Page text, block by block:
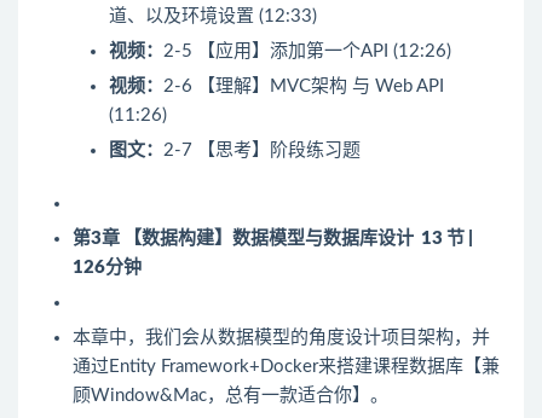
道、以及环境设置 (12:33)
视频： 2-5 【应用】添加第一个API (12:26)
视频： 2-6 【理解】MVC架构 与 Web API
(11:26)
图文： 2-7 【思考】阶段练习题
第3章 【数据构建】数据模型与数据库设计 13 节 |
126分钟
本章中，我们会从数据模型的角度设计项目架构，并
通过Entity Framework+Docker来搭建课程数据库【兼
顾Window&Mac，总有一款适合你】。